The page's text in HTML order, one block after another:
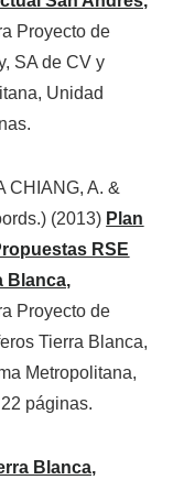
Proyecto de
SA de CV y
Unidad
CHIANG, A. &
(2013) Plan
RSE
Blanca,
Proyecto de
Tierra Blanca,
Metropolitana,
páginas.
Blanca,